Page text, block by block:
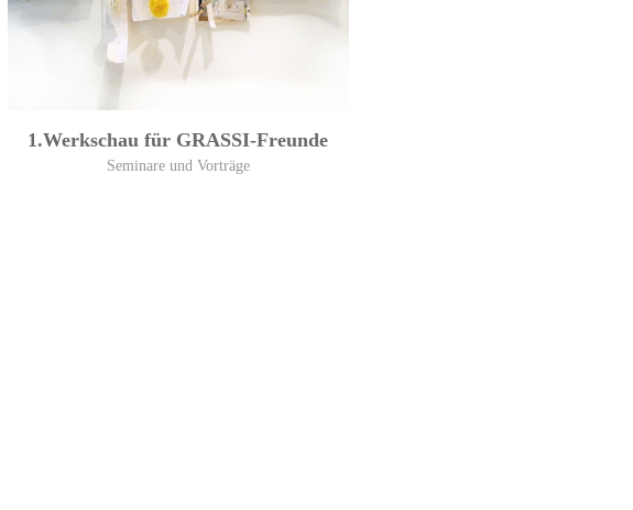
1.Werkschau für GRASSI-Freunde
Seminare und Vorträge